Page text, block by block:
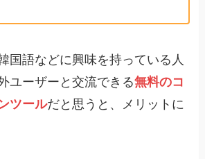
国語などに興味を持っている人
ユーザーと交流できる無料のコ
ツールだと思うと、メリットに